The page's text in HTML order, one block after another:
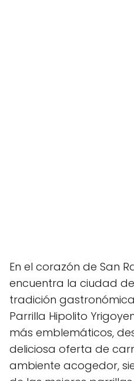
En el corazón de San
encuentra la ciudad
tradición
Parrilla Hipolito
más emblemáticos,
deliciosa oferta de
ambiente acogedor,